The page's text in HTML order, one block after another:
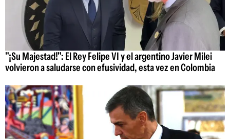
"¡Su Majestad!": El Rey Felipe VI y el argentino Javier Milei
volvieron a saludarse con efusividad, esta vez en Colombia